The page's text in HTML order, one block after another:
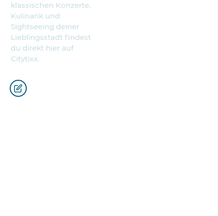
klassischen Konzerte,
Kulinarik und
Sightseeing deiner
Lieblingsstadt findest
du direkt hier auf
Citytixx.